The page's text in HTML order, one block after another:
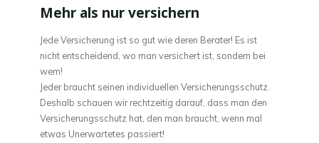
und ein individuelles Angebot zu erhalten.
KONTAKT
Mehr als nur versichern
Jede Versicherung ist so gut wie deren Berater! Es ist
nicht entscheidend, wo man versichert ist, sondern bei
wem!
Jeder braucht seinen individuellen Versicherungsschutz.
Deshalb schauen wir rechtzeitig darauf, dass man den
Versicherungsschutz hat, den man braucht, wenn mal
etwas Unerwartetes passiert!